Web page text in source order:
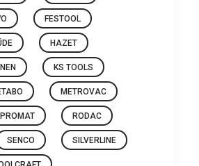
FESTOOL
HAZET
KS TOOLS
METROVAC
PROMAT RODAC
SENCO SILVERLINE